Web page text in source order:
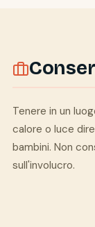
Tenere in un
calore o luce
bambini. Non
sull'involucro.